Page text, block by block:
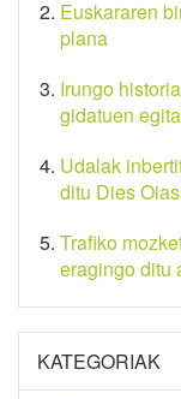
Euskararen
plana
Irungo
gidatuen
Udalak
ditu Dies
Trafiko
eragingo ditu
KATEGORIAK